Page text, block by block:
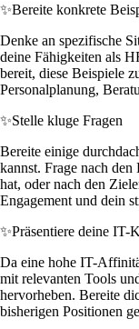
✨Bereite konkrete
Denke an spezifische
deine Fähigkeiten als
bereit, diese Beispiele
Personalplanung,
✨Stelle kluge Fragen
Bereite einige
kannst. Frage nach
hat, oder nach den
Engagement und dein
✨Präsentiere deine IT-
Da eine hohe IT-
mit relevanten Tools
hervorheben. Bereite
bisherigen Positionen